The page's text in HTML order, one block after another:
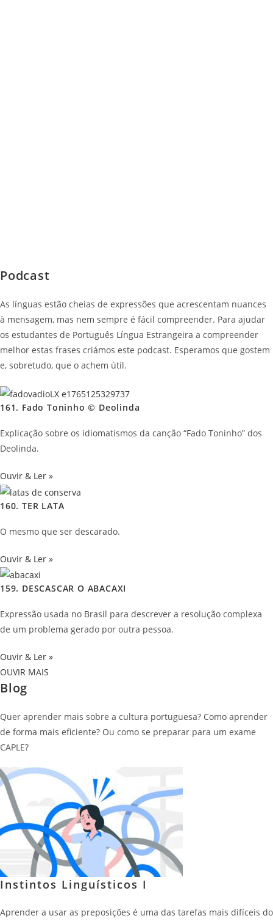
Podcast
As línguas estão cheias de expressões que acrescentam nuances
à mensagem, mas nem sempre é fácil compreender. Para ajudar
os estudantes de Português Língua Estrangeira a compreender
melhor estas frases criámos este podcast. Esperamos que gostem
e, sobretudo, que o achem útil.
161. Fado Toninho © Deolinda
Explicação sobre os idiomatismos da canção “Fado Toninho” dos
Deolinda.
Ouvir & Ler »
160. TER LATA
O mesmo que ser descarado.
Ouvir & Ler »
159. DESCASCAR O ABACAXI
Expressão usada no Brasil para descrever a resolução complexa
de um problema gerado por outra pessoa.
Ouvir & Ler »
OUVIR MAIS
Blog
Quer aprender mais sobre a cultura portuguesa? Como aprender
de forma mais eficiente? Ou como se preparar para um exame
CAPLE?
Instintos Linguísticos I
Aprender a usar as preposições é uma das tarefas mais difíceis do